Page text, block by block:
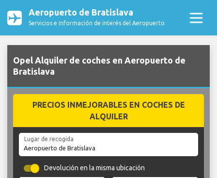
Aeropuerto de Bratislava
Servicios e Información de interés del Aeropuerto
Opel Alquiler de coches en Aeropuerto de
Bratislava
PRECIOS INMEJORABLES EN COCHES DE
ALQUILER
Lugar de recogida
Devolución en la misma ubicación